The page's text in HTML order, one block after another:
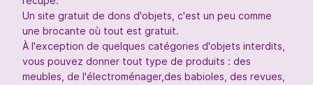
Un site gratuit de dons d'objets, c'est un peu comme
une brocante où tout est gratuit.
À l'exception de quelques catégories d'objets interdits,
vous pouvez donner tout type de produits : des
meubles, de l'électroménager,des babioles, des revues,